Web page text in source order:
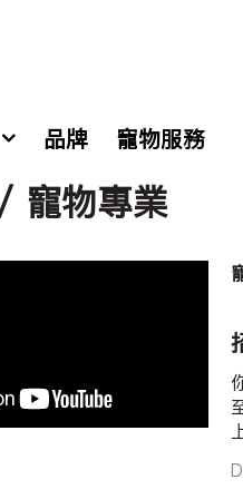
品牌 寵物服務
寵物專業